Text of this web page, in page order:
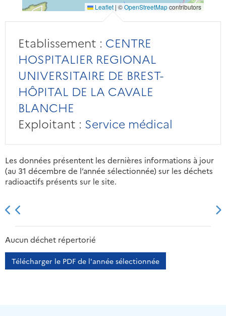
Leaflet | ©OpenStreetMapcontributors
Etablissement : CENTRE
HOSPITALIER REGIONAL
UNIVERSITAIRE DE BREST-
HÔPITAL DE LA CAVALE
BLANCHE
Exploitant : Service médical
Les données présentent les dernières informations à jour
(au 31 décembre de l’année sélectionnée) sur les déchets
radioactifs présents sur le site.
2013 2014
Aucun déchet répertorié
Télécharger le PDF de l'année sélectionnée